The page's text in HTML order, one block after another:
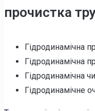
прочистка
Гідродинамічна
Гідродинамічна
Гідродинамічна
Гідродинамічне